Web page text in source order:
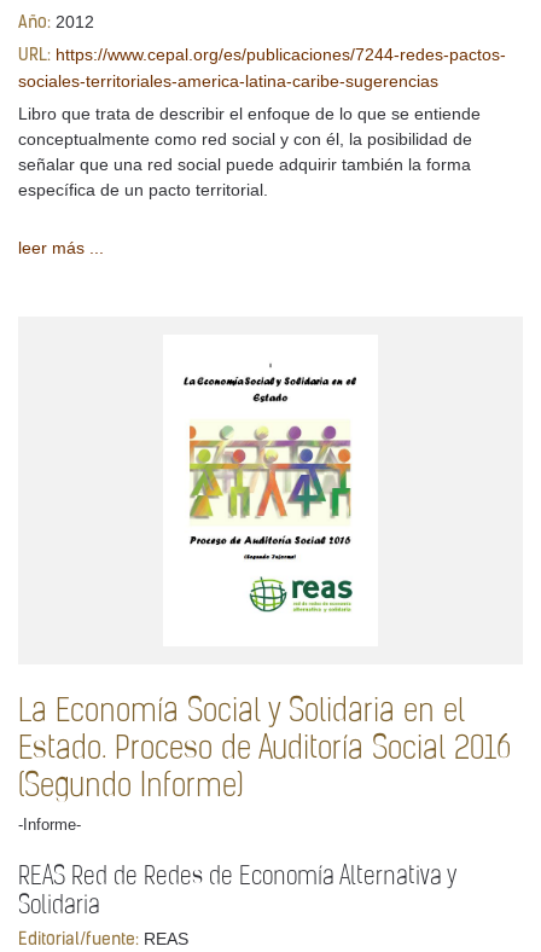
Año: 2012
URL: https://www.cepal.org/es/publicaciones/7244-redes-pactos-
sociales-territoriales-america-latina-caribe-sugerencias
Libro que trata de describir el enfoque de lo que se entiende
conceptualmente como red social y con él, la posibilidad de
señalar que una red social puede adquirir también la forma
específica de un pacto territorial.
leer más ...
La Economía Social y Solidaria en el
Estado. Proceso de Auditoría Social 2016
(Segundo Informe)
-Informe-
REAS Red de Redes de Economía Alternativa y
Solidaria
Editorial/fuente: REAS